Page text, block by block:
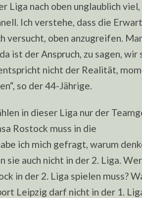
Liga nach oben unglaublich
Ich verstehe, dass die
versucht, oben anzugreifen.
ist der Anspruch, zu sagen,
nicht der Realität,
so der 44-Jährige.
in dieser Liga nur der
Rostock muss in die
ich mich gefragt, warum
sie auch nicht in der 2. Liga.
in der 2. Liga spielen muss?
Leipzig darf nicht in der 1.